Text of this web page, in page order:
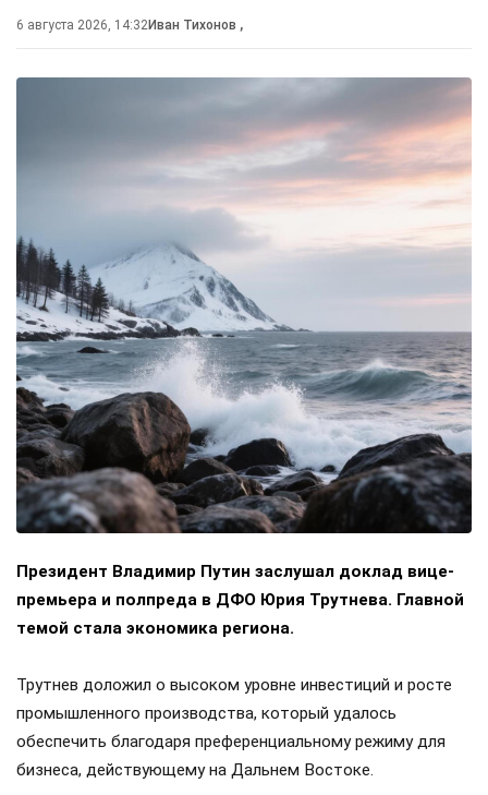
6 августа 2026, 14:32Иван Тихонов ,
Президент Владимир Путин заслушал доклад вице-
премьера и полпреда в ДФО Юрия Трутнева. Главной
темой стала экономика региона.
Трутнев доложил о высоком уровне инвестиций и росте
промышленного производства, который удалось
обеспечить благодаря преференциальному режиму для
бизнеса, действующему на Дальнем Востоке.